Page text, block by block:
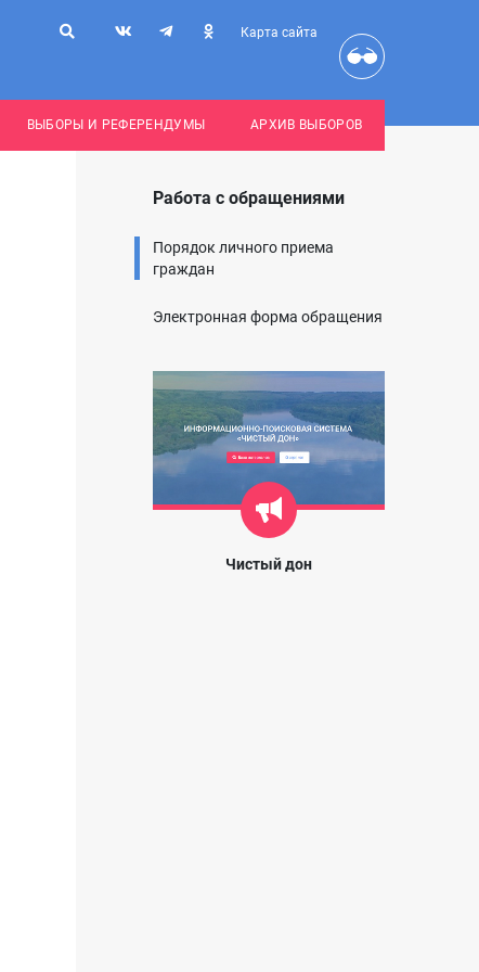
Карта сайта
ВЫБОРЫ И РЕФЕРЕНДУМЫ АРХИВ ВЫБОРОВ
Работа с обращениями
Порядок личного приема
граждан
Электронная форма обращения
Чистый дон